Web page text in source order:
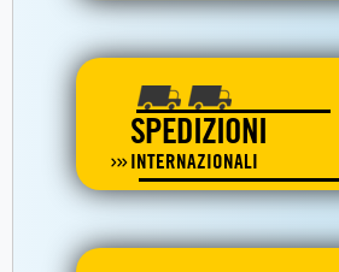
SPEDIZIONI
INTERNAZIONALI